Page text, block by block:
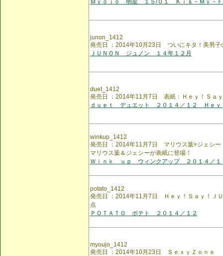
Ｍｙｏｊｏ 明星 １５/０１ Ｋｉｓ－Ｍｙ－Ｆ
junon_1412
発売日 ：2014年10月23日 ついにキタ！美男子
ＪＵＮＯＮ ジュノン １４年１２月
duet_1412
発売日 ：2014年11月7日 表紙：Ｈｅｙ！Ｓａ
ｄｕｅｔ デュエット ２０１４／１２ Ｈｅｙ
winkup_1412
発売日 ：2014年11月7日 マリウス葉×ジェシ
マリウス葉＆ジェシーが表紙に登場！
Ｗｉｎｋ ｕｐ ウィンクアップ ２０１４／１
potato_1412
発売日 ：2014年11月7日 Ｈｅｙ！Ｓａｙ！Ｊ
点
ＰＯＴＡＴＯ ポテト ２０１４／１２
myoujo_1412
発売日 ：2014年10月23日 ＳｅｘｙＺｏｎｅ